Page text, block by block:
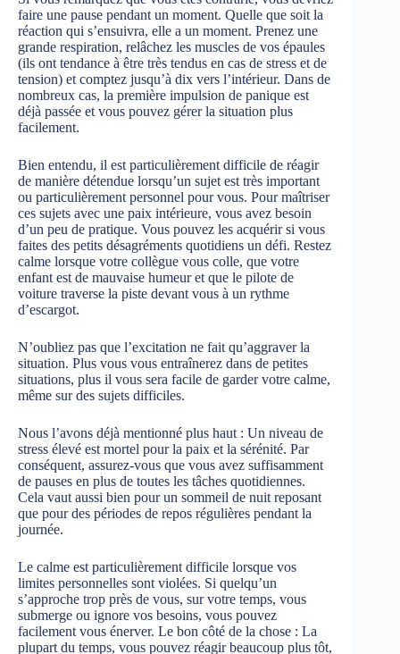
faire une pause pendant un moment. Quelle que soit la
réaction qui s’ensuivra, elle a un moment. Prenez une
grande respiration, relâchez les muscles de vos épaules
(ils ont tendance à être très tendus en cas de stress et de
tension) et comptez jusqu’à dix vers l’intérieur. Dans de
nombreux cas, la première impulsion de panique est
déjà passée et vous pouvez gérer la situation plus
facilement.
Bien entendu, il est particulièrement difficile de réagir
de manière détendue lorsqu’un sujet est très important
ou particulièrement personnel pour vous. Pour maîtriser
ces sujets avec une paix intérieure, vous avez besoin
d’un peu de pratique. Vous pouvez les acquérir si vous
faites des petits désagréments quotidiens un défi. Restez
calme lorsque votre collègue vous colle, que votre
enfant est de mauvaise humeur et que le pilote de
voiture traverse la piste devant vous à un rythme
d’escargot.
N’oubliez pas que l’excitation ne fait qu’aggraver la
situation. Plus vous vous entraînerez dans de petites
situations, plus il vous sera facile de garder votre calme,
même sur des sujets difficiles.
Nous l’avons déjà mentionné plus haut : Un niveau de
stress élevé est mortel pour la paix et la sérénité. Par
conséquent, assurez-vous que vous avez suffisamment
de pauses en plus de toutes les tâches quotidiennes.
Cela vaut aussi bien pour un sommeil de nuit reposant
que pour des périodes de repos régulières pendant la
journée.
Le calme est particulièrement difficile lorsque vos
limites personnelles sont violées. Si quelqu’un
s’approche trop près de vous, sur votre temps, vous
submerge ou ignore vos besoins, vous pouvez
facilement vous énerver. Le bon côté de la chose : La
plupart du temps, vous pouvez réagir beaucoup plus tôt,